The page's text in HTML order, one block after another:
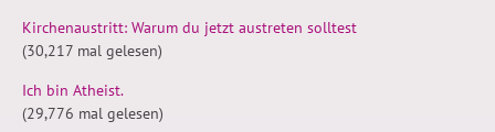
Kirchenaustritt: Warum du jetzt austreten solltest
(30,217 mal gelesen)
Ich bin Atheist.
(29,776 mal gelesen)